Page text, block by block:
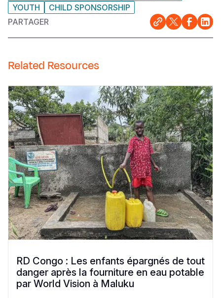
YOUTH
CHILD SPONSORSHIP
PARTAGER
Related Resources
RD Congo : Les enfants épargnés de tout
danger après la fourniture en eau potable
par World Vision à Maluku